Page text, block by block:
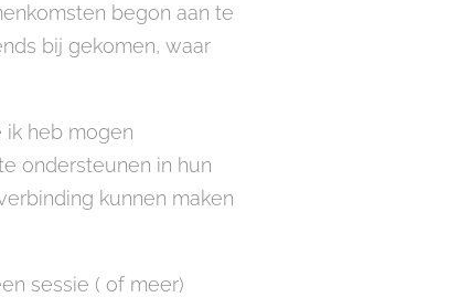
begon aan te
bij gekomen, waar
ik heb mogen
ondersteunen in hun
kunnen maken
sessie ( of meer)